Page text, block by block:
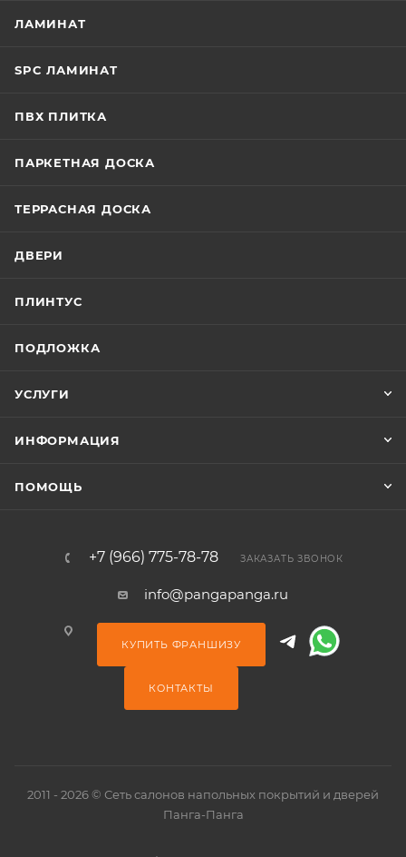
ЛАМИНАТ
SPC ЛАМИНАТ
ПВХ ПЛИТКА
ПАРКЕТНАЯ ДОСКА
ТЕРРАСНАЯ ДОСКА
ДВЕРИ
ПЛИНТУС
ПОДЛОЖКА
УСЛУГИ
ИНФОРМАЦИЯ
ПОМОЩЬ
+7 (966) 775-78-78 ЗАКАЗАТЬ ЗВОНОК
info@pangapanga.ru
КУПИТЬ ФРАНШИЗУ
КОНТАКТЫ
2011 - 2026 © Сеть салонов напольных покрытий и дверей
Панга-Панга